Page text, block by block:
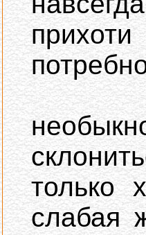
только
слабая